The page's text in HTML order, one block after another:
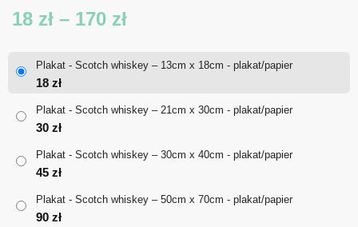
18 zł – 170 złZakres
od
18 zł
Plakat - Scotch whiskey – 13cm x 18cm - plakat/papier
18 zł
Plakat - Scotch whiskey – 21cm x 30cm - plakat/papier
30 zł
Plakat - Scotch whiskey – 30cm x 40cm - plakat/papier
45 zł
Plakat - Scotch whiskey – 50cm x 70cm - plakat/papier
90 zł